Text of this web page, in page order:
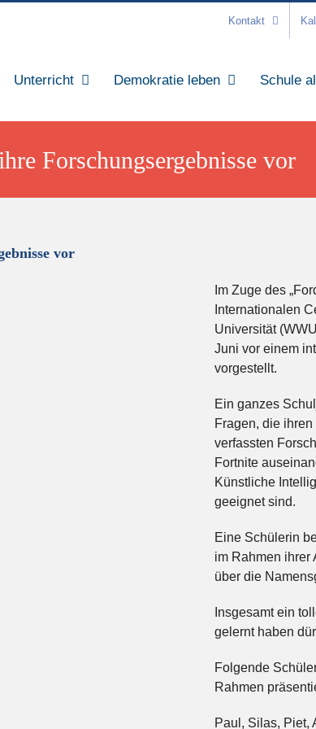
Kontakt
Unterricht Demokratie leben Schule
Forschungsergebnisse vor
vor
Im Zuge des
Internationalen
Universität
Juni vor einem
vorgestellt.
Ein ganzes
Fragen, die
verfassten
Fortnite
Künstliche
geeignet sind.
Eine Schülerin
im Rahmen ihrer
über die
Insgesamt ein
gelernt haben
Folgende
Rahmen
Paul, Silas, Piet,